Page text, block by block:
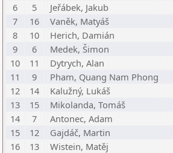
6
5 Jeřábek, Jakub
7
16 Vaněk, Matyáš
8
10 Herich, Damián
9
6 Medek, Šimon
10
11 Dytrych, Alan
11
9 Pham, Quang Nam Phong
12
14 Kalužný, Lukáš
13
15 Mikolanda, Tomáš
14
7 Antonec, Adam
15
12 Gajdáč, Martin
16
13 Wistein, Matěj